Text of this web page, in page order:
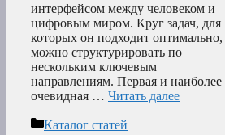
интерфейсом между человеком и
цифровым миром. Круг задач, для
которых он подходит оптимально,
можно структурировать по
нескольким ключевым
направлениям. Первая и наиболее
очевидная … Читать далее
Рубрики
Каталог статей